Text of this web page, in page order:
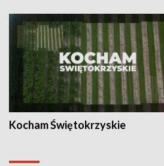
Kocham Świętokrzyskie